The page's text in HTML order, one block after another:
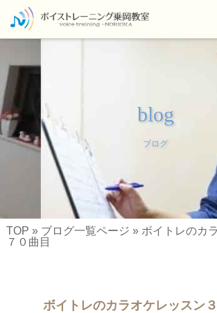
blog
ブログ
TOP » ブログ一覧ページ » ボイトレのカ
７０曲目
ボイトレのカラオケレッスン